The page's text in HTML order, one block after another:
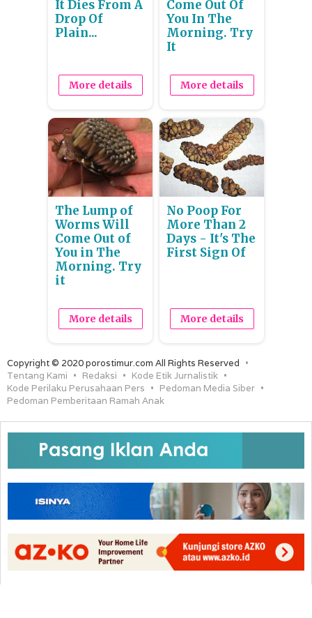
It Dies From A
Drop Of
Plain...
More details
Come Out Of
You In The
Morning. Try
It
More details
The Lump of
Worms Will
Come Out of
You in The
Morning. Try
it
More details
No Poop For
More Than 2
Days - It's The
First Sign Of
More details
Copyright © 2020 porostimur.com All Rights Reserved
Tentang Kami
Redaksi
Kode Etik Jurnalistik
Kode Perilaku Perusahaan Pers
Pedoman Media Siber
Pedoman Pemberitaan Ramah Anak